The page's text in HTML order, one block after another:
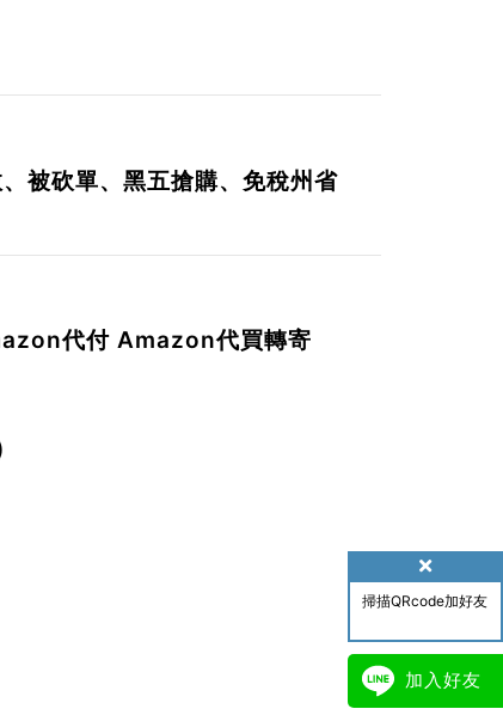
掃描QRcode加好友
加入好友
被砍單、黑五搶購、免稅州省
代付 Amazon代買轉寄